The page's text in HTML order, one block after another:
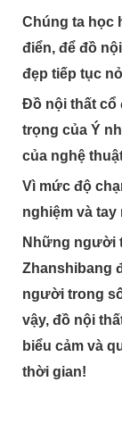
Chúng ta học
điển, để đồ
đẹp tiếp tục
Đồ nội thất cổ
trọng của Ý
của nghệ
Vì mức độ
nghiệm và
Những người
Zhanshibang
người trong
vậy, đồ nội
biểu cảm và
thời gian!